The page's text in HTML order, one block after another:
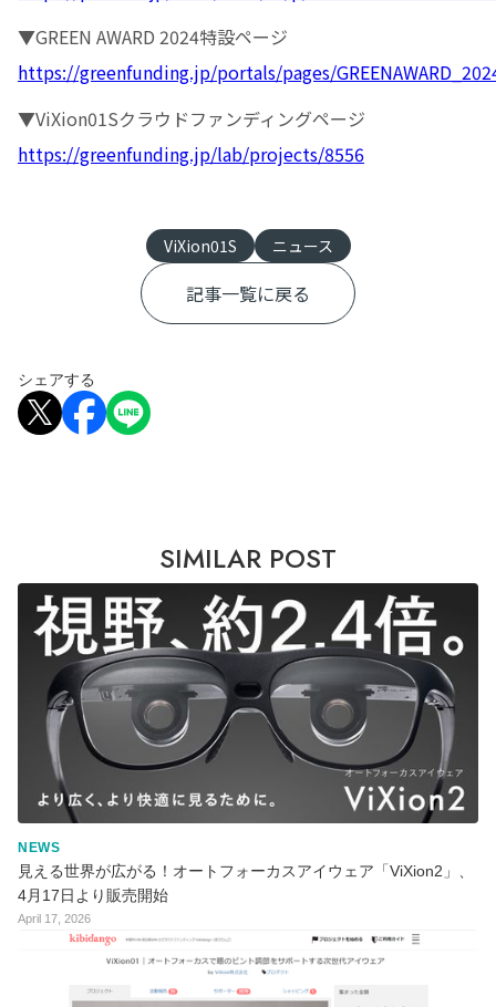
▼GREEN AWARD 2024特設ページ
https://greenfunding.jp/portals/pages/
▼ViXion01Sクラウドファンディングページ
https://greenfunding.jp/lab/projects/8556
ViXion01S ニュース
記事一覧に戻る
シェアする
SIMILAR POST
NEWS
見える世界が広がる！オートフォーカスアイウェア「ViXion2」、
4月17日より販売開始
April 17, 2026